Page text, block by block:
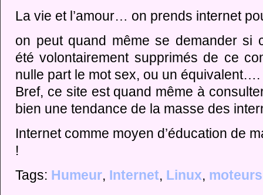
La vie et l’amour… on prends internet
on peut quand même se demander si
été volontairement supprimés de ce
nulle part le mot sex, ou un
Bref, ce site est quand même à
bien une tendance de la masse des
Internet comme moyen d’éducation de
!
Tags: Humeur, Internet, Linux,